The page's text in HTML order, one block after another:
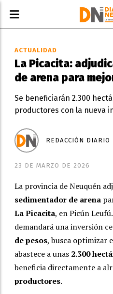
La Picacita:
de arena para
Se beneficiarán 2.300
productores con la nueva
ACTUALIDAD
23 DE MARZO DE 2026
REDACCIÓN DIARIO
La provincia de Neuquén
sedimentador de arena
La Picacita, en Picún
demandará una inversión
de pesos, busca optimizar
abastece a unas 2.300
beneficia directamente a
productores.